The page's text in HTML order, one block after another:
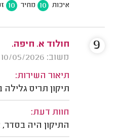
איכות 10 מחיר 10
חולוד א. חיפה.
משוב: 10/05/2026
תיאור השירות:
תיקון תריס גלילה
חוות דעת:
התיקון היה בסדר,
9